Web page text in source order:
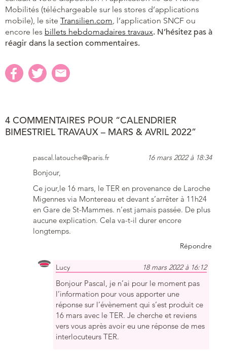
Mobilités (téléchargeable sur les stores d’applications
mobile), le site Transilien.com , l’application SNCF ou
encore les billets hebdomadaires travaux. N’hésitez pas à
réagir dans la section commentaires.
4 COMMENTAIRES POUR “CALENDRIER
BIMESTRIEL TRAVAUX – MARS & AVRIL 2022”
pascal.latouche@paris.fr 16 mars 2022 à 18:34
Bonjour,
Ce jour,le 16 mars, le TER en provenance de Laroche
Migennes via Montereau et devant s’arrêter à 11h24
en Gare de St-Mammes. n’est jamais passée. De plus
aucune explication. Cela va-t-il durer encore
longtemps.
Répondre
Lucy 18 mars 2022 à 16:12
Bonjour Pascal, je n’ai pour le moment pas
l’information pour vous apporter une
réponse sur l’évènement qui s’est produit ce
16 mars avec le TER. Je cherche et reviens
vers vous après avoir eu une réponse de mes
interlocuteurs TER.